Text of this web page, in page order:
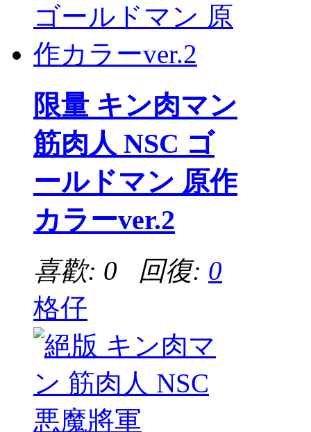
限量 キン肉マン
筋肉人 NSC ゴ
ールドマン 原作
カラーver.2
喜歡: 0 回復: 0
格仔